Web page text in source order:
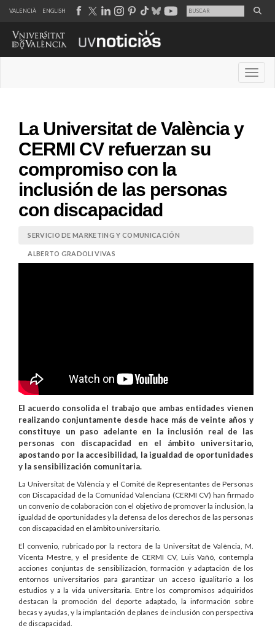
VALENCIÀ ENGLISH
La Universitat de València y
CERMI CV refuerzan su
compromiso con la
inclusión de las personas
con discapacidad
SERVICIO DE MARKETING Y COMUNICACIÓN
ALBERTO GRADOLI VIVAS
El acuerdo consolida el trabajo que ambas entidades vienen
realizando conjuntamente desde hace más de veinte años y
constituye un paso adelante en la inclusión real de las
personas con discapacidad en el ámbito universitario,
apostando por la accesibilidad, la igualdad de oportunidades
y la sensibilización comunitaria.
La Universitat de València y el Comité de Representantes de Personas
con Discapacidad de la Comunidad Valenciana (CERMI CV) han firmado
un convenio de colaboración con el objetivo de promover la inclusión, la
igualdad de oportunidades y la defensa de los derechos de las personas
con discapacidad en el ámbito universitario.
El convenio, rubricado por la rectora de la Universitat de València, M.
Vicenta Mestre, y el presidente de CERMI CV, Luis Vañó, contempla
acciones conjuntas de sensibilización, formación y adaptación de los
entornos universitarios para garantizar un acceso igualitario a los
estudios y a la vida universitaria. Entre los compromisos adquiridos
destacan la promoción del deporte adaptado, la información sobre
becas y ayudas, y la implantación de planes de inclusión con perspectiva
de discapacidad.